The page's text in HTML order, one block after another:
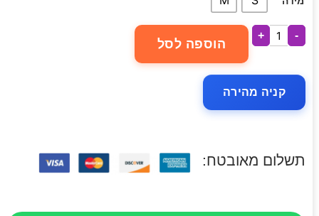
-
+
הוספה לסל
קניה מהירה
תשלום מאובטח: